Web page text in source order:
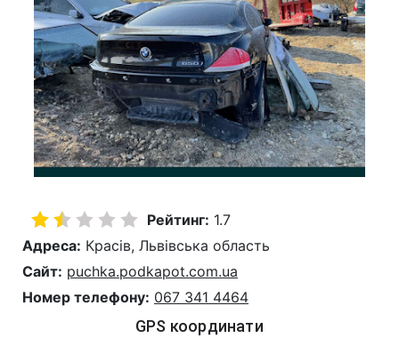
Рейтинг: 1.7
Адреса: Красів, Львівська область
Сайт: puchka.podkapot.com.ua
Номер телефону: 067 341 4464
GPS координати